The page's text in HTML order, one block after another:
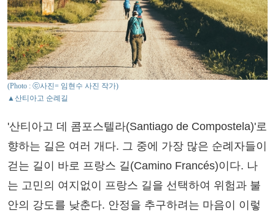
(Photo : ⓒ사진= 임현수 사진 작가)
▲산티아고 순례길
'산티아고 데 콤포스텔라(Santiago de Compostela)'로
향하는 길은 여러 개다. 그 중에 가장 많은 순례자들이
걷는 길이 바로 프랑스 길(Camino Francés)이다. 나
는 고민의 여지없이 프랑스 길을 선택하여 위험과 불
안의 강도를 낮춘다. 안정을 추구하려는 마음이 이렇